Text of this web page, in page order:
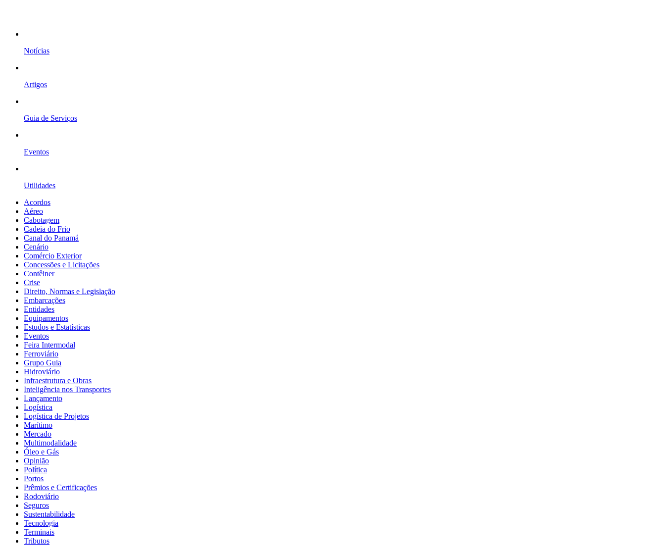
Notícias
Artigos
Guia de Serviços
Eventos
Utilidades
Acordos
Aéreo
Cabotagem
Cadeia do Frio
Canal do Panamá
Cenário
Comércio Exterior
Concessões e Licitações
Contêiner
Crise
Direito, Normas e Legislação
Embarcações
Entidades
Equipamentos
Estudos e Estatísticas
Eventos
Feira Intermodal
Ferroviário
Grupo Guia
Hidroviário
Infraestrutura e Obras
Inteligência nos Transportes
Lançamento
Logística
Logística de Projetos
Marítimo
Mercado
Multimodalidade
Óleo e Gás
Opinião
Política
Portos
Prêmios e Certificações
Rodoviário
Seguros
Sustentabilidade
Tecnologia
Terminais
Tributos